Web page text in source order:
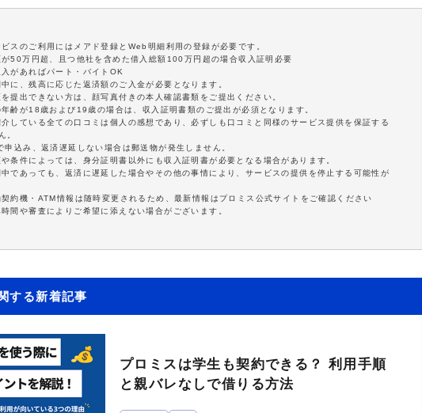
スのご利用にはメアド登録とWeb明細利用の登録が必要です。
50万円超、且つ他社を含めた借入総額100万円超の場合収入証明必要
があればパート・バイトOK
に、残高に応じた返済額のご入金が必要となります。
提出できない方は、顔写真付きの本人確認書類をご提出ください。
齢が18歳および19歳の場合は、収入証明書類のご提出が必須となります。
している全ての口コミは個人の感想であり、必ずしも口コミと同様のサービス提供を保証する
。
込み、返済遅延しない場合は郵送物が発生しません。
条件によっては、身分証明書以外にも収入証明書が必要となる場合があります。
であっても、返済に遅延した場合やその他の事情により、サービスの提供を停止する可能性が
約機・ATM情報は随時変更されるため、最新情報はプロミス公式サイトをご確認ください
間や審査によりご希望に添えない場合がございます。
する新着記事
プロミスは学生も契約できる？ 利用手順
と親バレなしで借りる方法